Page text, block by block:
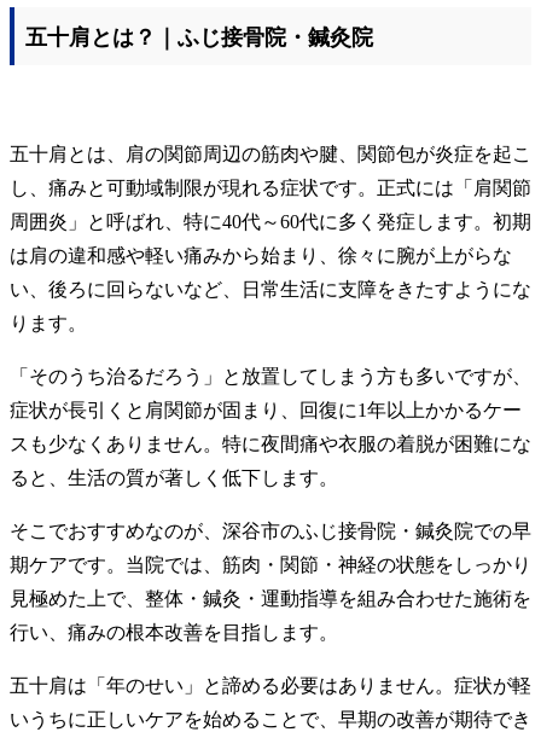
五十肩とは？｜ふじ接骨院・鍼灸院
五十肩とは、肩の関節周辺の筋肉や腱、関節包が炎症を起こ
し、痛みと可動域制限が現れる症状です。正式には「肩関節
周囲炎」と呼ばれ、特に40代～60代に多く発症します。初期
は肩の違和感や軽い痛みから始まり、徐々に腕が上がらな
い、後ろに回らないなど、日常生活に支障をきたすようにな
ります。
「そのうち治るだろう」と放置してしまう方も多いですが、
症状が長引くと肩関節が固まり、回復に1年以上かかるケー
スも少なくありません。特に夜間痛や衣服の着脱が困難にな
ると、生活の質が著しく低下します。
そこでおすすめなのが、深谷市のふじ接骨院・鍼灸院での早
期ケアです。当院では、筋肉・関節・神経の状態をしっかり
見極めた上で、整体・鍼灸・運動指導を組み合わせた施術を
行い、痛みの根本改善を目指します。
五十肩は「年のせい」と諦める必要はありません。症状が軽
いうちに正しいケアを始めることで、早期の改善が期待でき